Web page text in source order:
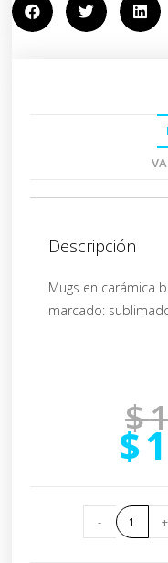
Descripción
Mugs en carámica
marcado:
$
$
- +